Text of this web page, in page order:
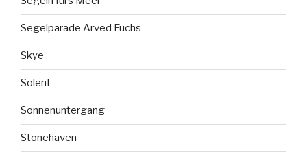
Segelparade Arved Fuchs
Skye
Solent
Sonnenuntergang
Stonehaven